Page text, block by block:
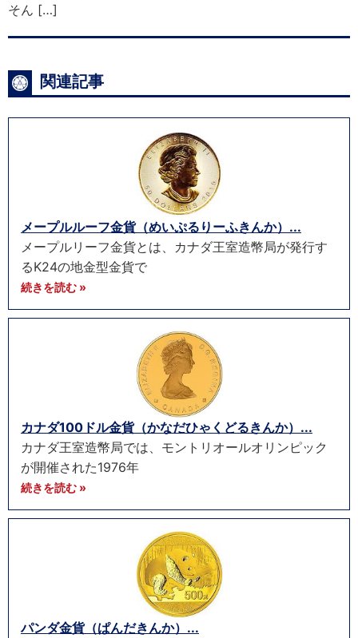
そん […]
関連記事
メープルルーフ金貨（めいぷるりーふきんか）...
メープルリーフ金貨とは、カナダ王室造幣局が発行す
るK24の地金型金貨で
続きを読む »
カナダ100ドル金貨（かなだひゃくどるきんか）...
カナダ王室造幣局では、モントリオールオリンピック
が開催された1976年
続きを読む »
パンダ金貨（ぱんだきんか）...